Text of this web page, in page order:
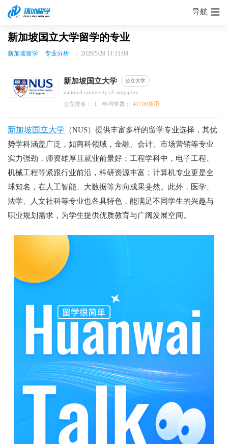
导航
新加坡国立大学留学的专业
新加坡留学 专业分析 2026/5/28 11:11:08
新加坡国立大学 公立大学
national university of singapore
公立排名：
1 年均学费： 41700新币
新加坡国立大学 （NUS）提供丰富多样的留学专业选择，其优
势学科涵盖广泛，如商科领域，金融、会计、市场营销等专业
实力强劲，师资雄厚且就业前景好；工程学科中，电子工程、
机械工程等紧跟行业前沿，科研资源丰富；计算机专业更是全
球知名，在人工智能、大数据等方向成果斐然。此外，医学、
法学、人文社科等专业也各具特色，能满足不同学生的兴趣与
职业规划需求，为学生提供优质教育与广阔发展空间。